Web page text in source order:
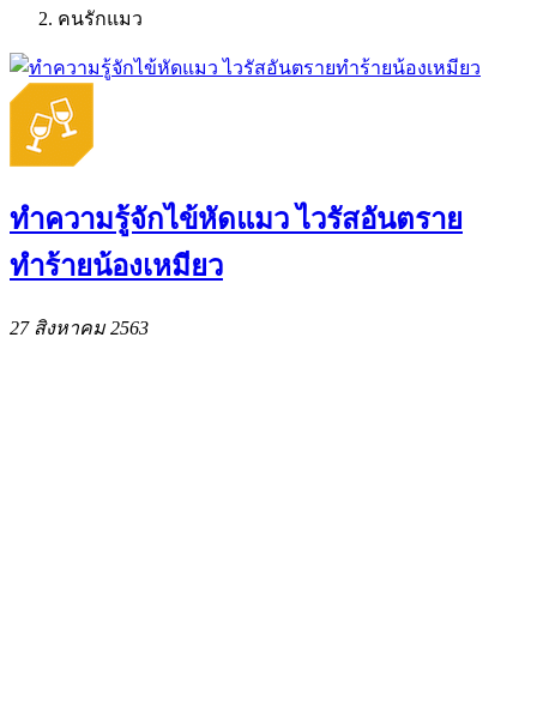
คนรักแมว
ทำความรู้จักไข้หัดแมว ไวรัสอันตราย
ทำร้ายน้องเหมียว
27 สิงหาคม 2563